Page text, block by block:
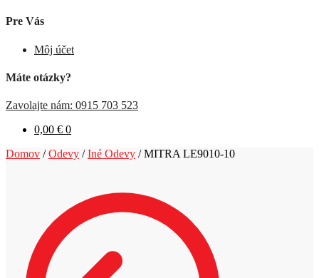
Pre Vás
Môj účet
Máte otázky?
Zavolajte nám: 0915 703 523
0,00 € 0
Domov /Odevy /Iné Odevy /MITRA LE9010-10